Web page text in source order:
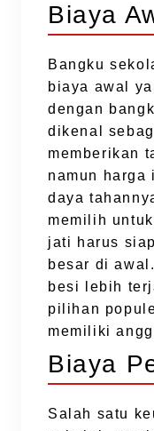
Biaya
Bangku
biaya awal
dengan
dikenal
memberikan
namun harga
daya
memilih
jati harus
besar di
besi lebih
pilihan
memiliki
Biaya
Salah satu